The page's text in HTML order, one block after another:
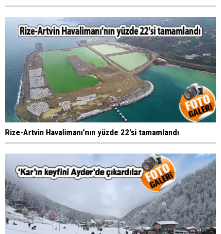
Rize-Artvin Havalimanı'nın yüzde 22'si tamamlandı